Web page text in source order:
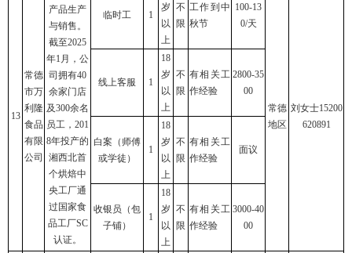
13
常德
市万
利隆
食品
有限
公司
产品生产
与销售。
截至2025
年1月，公
司拥有40
余家门店
及300余名
员工，201
8年投产的
湘西北首
个烘焙中
央工厂通
过国家食
品工厂SC
认证。
临时工 1
岁
以
上
不
限
工作到中
秋节
100-13
0/天
常德
地区
刘女士15200
620891
线上客服 1
18
岁
以
上
不
限
有相关工
作经验
2800-35
00
白案（师傅
或学徒）
1
18
岁
以
上
不
限
有相关工
作经验
面议
收银员（包
子铺）
1
18
岁
以
上
不
限
有相关工
作经验
3000-40
00